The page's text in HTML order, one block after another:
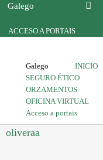
Galego
ACCESO A PORTAIS
Galego INICIO
SEGURO ÉTICO
ORZAMENTOS
OFICINA VIRTUAL
Acceso a portais
oliveraa